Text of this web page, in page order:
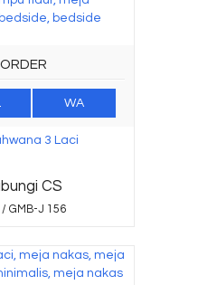
WA
3 Laci
CS
/ GMB-J 156